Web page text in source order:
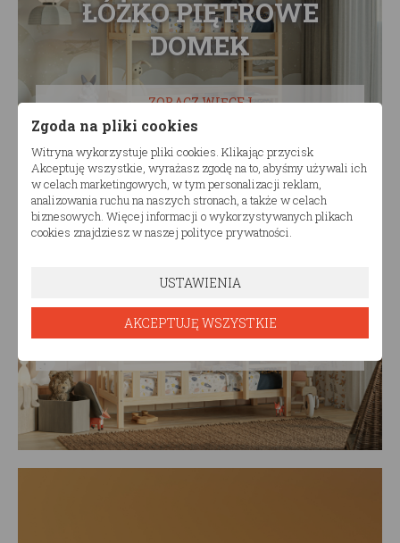
ŁÓŻKO PIĘTROWE
DOMEK
ZOBACZ WIĘCEJ
ŁÓŻKO PIĘTROWE
Zgoda na pliki cookies
Witryna wykorzystuje pliki cookies. Klikając przycisk
Akceptuję wszystkie, wyrażasz zgodę na to, abyśmy używali ich
w celach marketingowych, w tym personalizacji reklam,
analizowania ruchu na naszych stronach, a także w celach
biznesowych. Więcej informacji o wykorzystywanych plikach
cookies znajdziesz w naszej polityce prywatności.
USTAWIENIA
AKCEPTUJĘ WSZYSTKIE